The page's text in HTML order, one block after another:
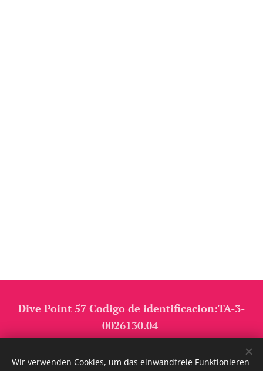
Dive Point 57 Codigo de identificacion:TA-3-
0026130.04
Bildrechte: Alle Bilder auf dieser Webseite sind Eigentum von Dive
Point 57 bzw. wurden mit Genehmigung von SDI TDI verwendet
Wir verwenden Cookies, um das einwandfreie Funktionieren